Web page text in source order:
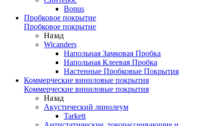
Bonus
Пробковое покрытие
Пробковое покрытие
Назад
Wicanders
Напольная Замковая Пробка
Напольная Клеевая Пробка
Настенные Пробковые Покрытия
Коммерческие виниловые покрытия
Коммерческие виниловые покрытия
Назад
Акустический линолеум
Tarkett